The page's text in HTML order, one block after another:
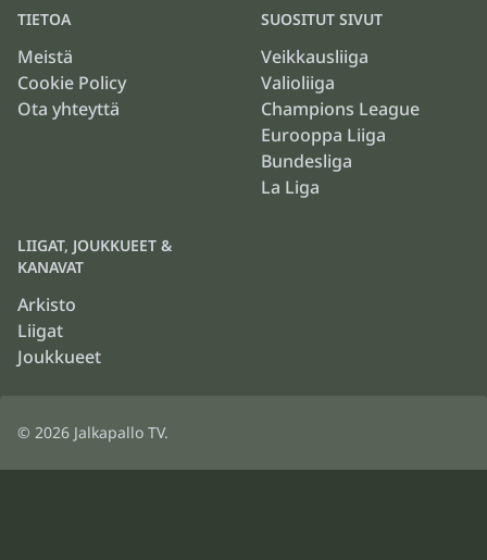
TIETOA
Meistä
Cookie Policy
Ota yhteyttä
SUOSITUT SIVUT
Veikkausliiga
Valioliiga
Champions League
Eurooppa Liiga
Bundesliga
La Liga
LIIGAT, JOUKKUEET &
KANAVAT
Arkisto
Liigat
Joukkueet
© 2026 Jalkapallo TV.